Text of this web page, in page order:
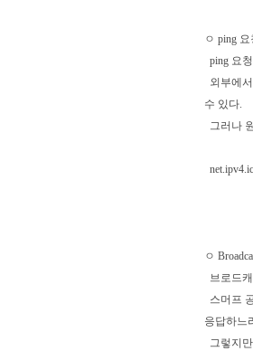
ㅇ ping
ping 요
외부에
수 있다.
그러나
ㅇ
브로드
스머프
응답하느
그렇지